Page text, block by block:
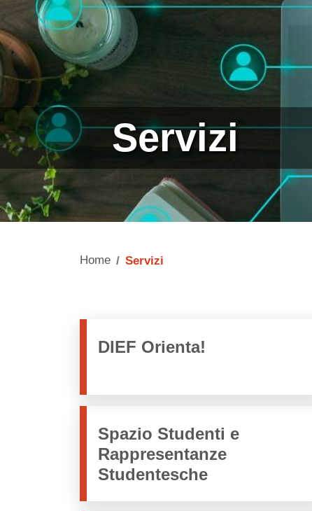
Servizi
Home Servizi
DIEF Orienta!
Spazio Studenti e
Rappresentanze
Studentesche